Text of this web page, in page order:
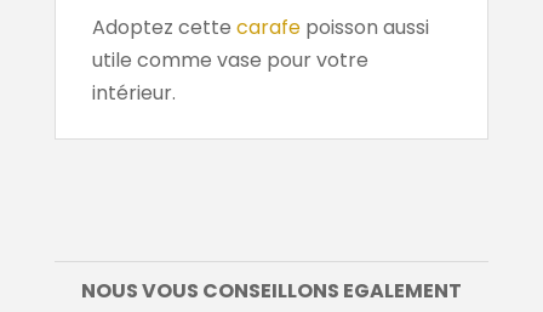
Adoptez cette carafepoisson aussi
utile comme vase pour votre
intérieur.
NOUS VOUS CONSEILLONS EGALEMENT